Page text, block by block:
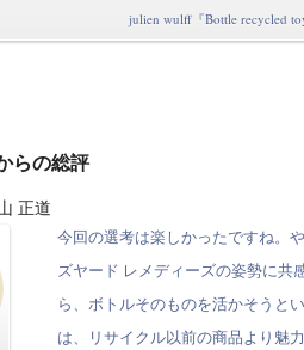
julien wulff『Bottle recycled
らの総評
正道
今回の選考は楽しかったですね。
ズヤード レメディーズの姿勢に共
ら、ボトルそのものを活かそうと
は、リサイクル以前の商品より魅